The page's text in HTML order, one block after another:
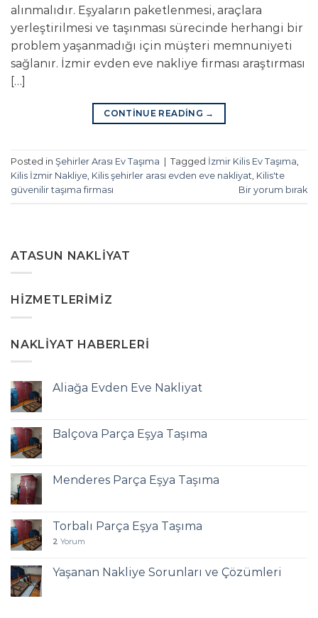
alınmalıdır. Eşyaların paketlenmesi, araçlara
yerleştirilmesi ve taşınması sürecinde herhangi bir
problem yaşanmadığı için müşteri memnuniyeti
sağlanır. İzmir evden eve nakliye firması araştırması
[…]
CONTINUE READING →
Posted in Şehirler Arası Ev Taşıma Tagged İzmir Kilis Ev Taşıma
Kilis İzmir Nakliye Kilis şehirler arası evden eve nakliyat Kilis'te
güvenilir taşıma firması
Bir yorum bırak
ATASUN NAKLIYAT
HIZMETLERIMIZ
NAKLIYAT HABERLERI
Aliağa Evden Eve Nakliyat
Balçova Parça Eşya Taşıma
Menderes Parça Eşya Taşıma
Torbalı Parça Eşya Taşıma
2 Yorum
Yaşanan Nakliye Sorunları ve Çözümleri